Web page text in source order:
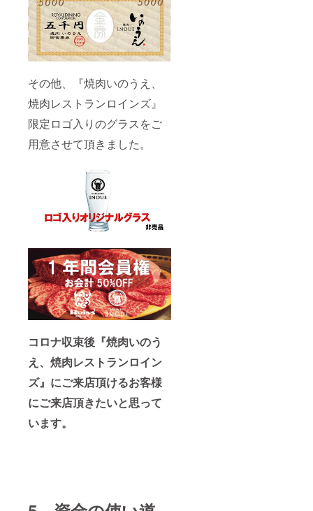
その他、『焼肉いのうえ、
焼肉レストランロインズ』
限定ロゴ入りのグラスをご
用意させて頂きました。
コロナ収束後『焼肉いのう
え、焼肉レストランロイン
ズ』にご来店頂けるお客様
にご来店頂きたいと思って
います。